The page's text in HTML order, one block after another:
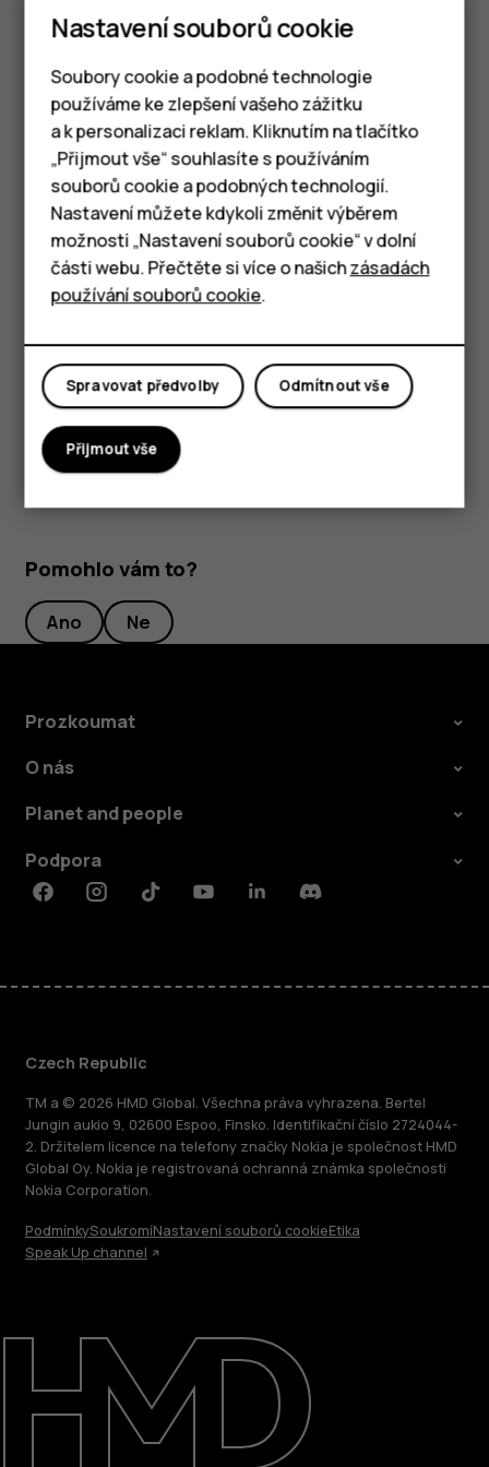
Chytré telefony
Tlačítkové telefony
Tablety
O nás
Oprava, opětovné použití, recyklace
Podpora
Czech Republic
Čtení e-mailů a odpovídání na ně
Klepněte naGmail.
Klepněte na zprávu, kterou si chcete přečíst.
Chcete-li na zprávu odpovědět, klepněte na
možnost
reply more_vert Odpovědět všem .
Odstraňování e-mailů
Klepněte naGmail.
Klepněte na zprávu, kterou chcete odstranit, a
Chcete-li odstranit několik zpráv, vyberte zprávy
klepnutím na kroužek s iniciálou příjemce a klepněte
na možnostdelete.
Pomohlo vám to?
Ano Ne
Prozkoumat
O nás
Planet and people
Podpora
FacebookInstagramTiktokYoutubeLinkedinDiscord
Czech Republic
TM a © 2026 HMD Global. Všechna práva vyhrazena. Bertel
Jungin aukio 9, 02600 Espoo, Finsko. Identifikační číslo 2724044-
2. Držitelem licence na telefony značky Nokia je společnost HMD
Global Oy. Nokia je registrovaná ochranná známka společnosti
Nokia Corporation.
PodmínkySoukromíNastavení souborů cookieEtika
Speak Up channel
Nastavení souborů cookie
Soubory cookie a podobné technologie
používáme ke zlepšení vašeho zážitku
a k personalizaci reklam. Kliknutím na tlačítko
„Přijmout vše“ souhlasíte s používáním
souborů cookie a podobných technologií.
Nastavení můžete kdykoli změnit výběrem
možnosti „Nastavení souborů cookie“ v dolní
části webu. Přečtěte si více o našichzásadách
používání souborů cookie.
Odmítnout vše
Spravovat předvolby
Přijmout vše